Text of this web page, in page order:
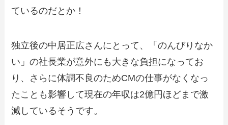
ているのだとか！
独立後の中居正広さんにとって、「のんびりなか
い」の社長業が意外にも大きな負担になってお
り、さらに体調不良のためCMの仕事がなくなっ
たことも影響して現在の年収は2億円ほどまで激
減しているそうです。